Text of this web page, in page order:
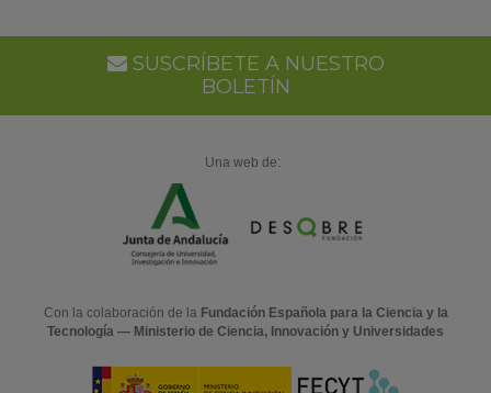
SUSCRÍBETE A NUESTRO
BOLETÍN
Una web de:
Con la colaboración de la Fundación Española para la Ciencia y la
Tecnología — Ministerio de Ciencia, Innovación y Universidades